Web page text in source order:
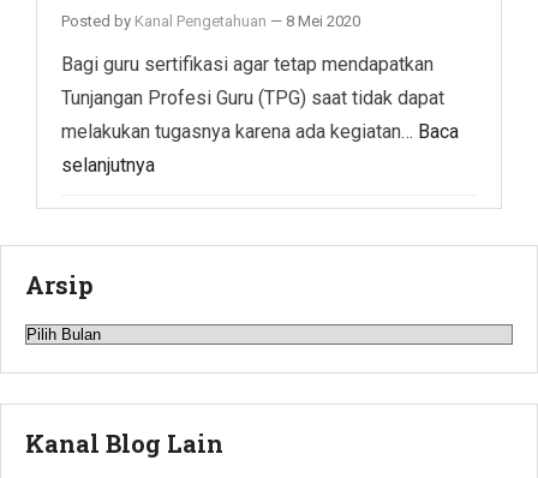
Posted by Kanal Pengetahuan — 8 Mei 2020
Bagi guru sertifikasi agar tetap mendapatkan
Tunjangan Profesi Guru (TPG) saat tidak dapat
melakukan tugasnya karena ada kegiatan… Baca
selanjutnya
Arsip
Arsip
Kanal Blog Lain